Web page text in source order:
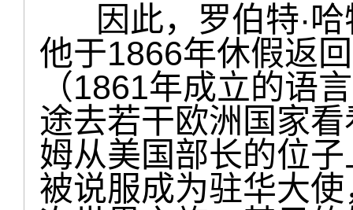
因此，罗伯特·哈
他于1866年休假返
（1861年成立的语
途去若干欧洲国家
姆从美国部长的位
被说服成为驻华大